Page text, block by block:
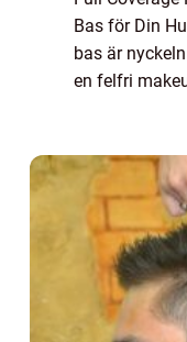
Bas för Din
bas är
en felfri